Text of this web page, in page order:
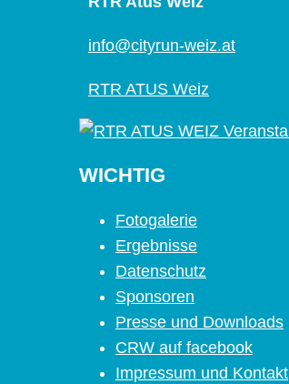
info@cityrun-weiz.at
RTR ATUS Weiz
WICHTIG
Fotogalerie
Ergebnisse
Datenschutz
Sponsoren
Presse und Downloads
CRW auf facebook
Impressum und Kontakt